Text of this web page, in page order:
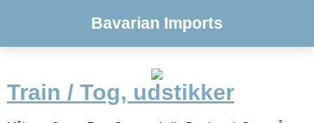
Bavarian Imports
Train / Tog, udstikker